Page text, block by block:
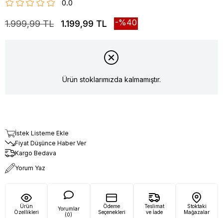
0.0
1.999,99 TL 1.199,99 TL 40
Ürün stoklarımızda kalmamıştır.
İstek Listeme Ekle
Fiyat Düşünce Haber Ver
Kargo Bedava
Yorum Yaz
Ürün
Özellikleri
Yorumlar
(0)
Ödeme
Seçenekleri
Teslimat
ve İade
Stoktaki
Mağazalar